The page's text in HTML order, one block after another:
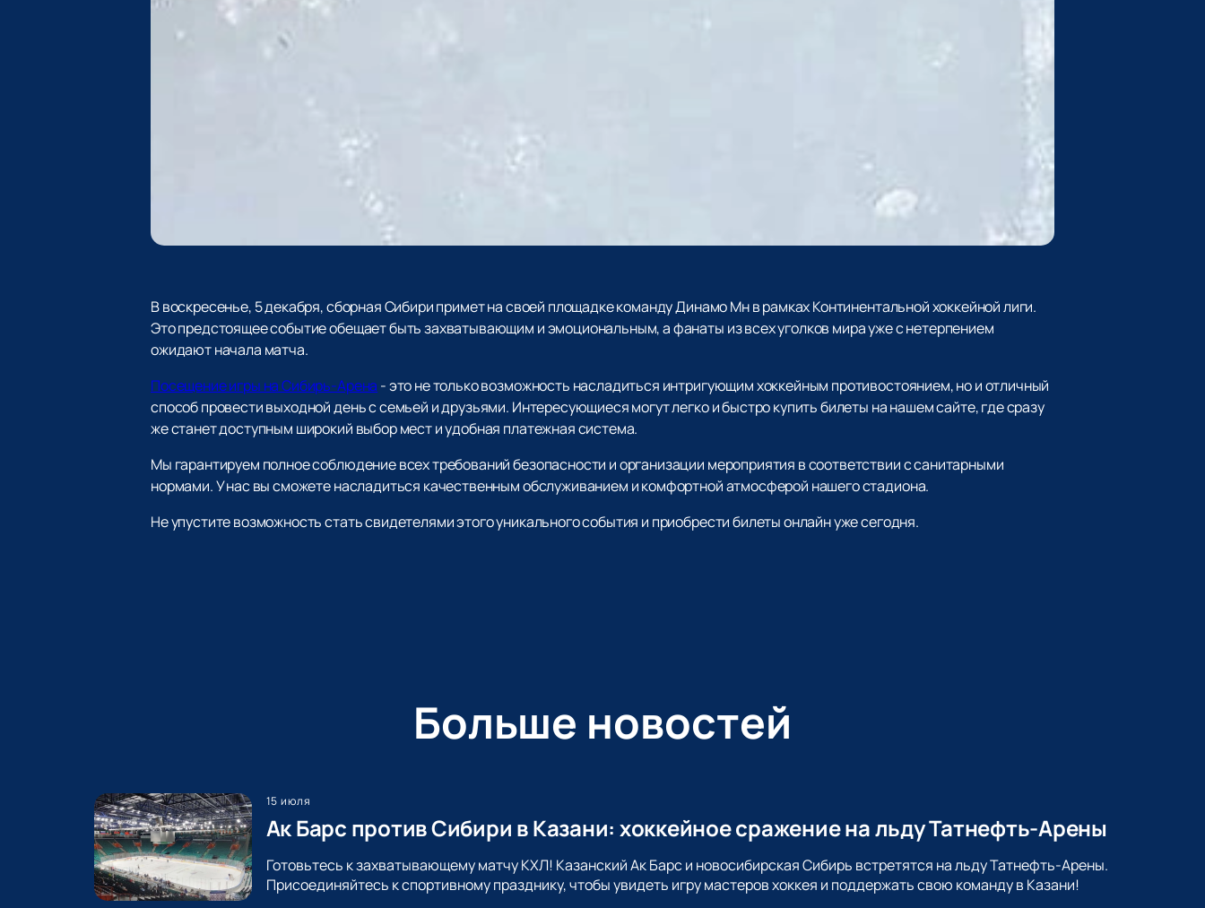
В воскресенье, 5 декабря, сборная Сибири примет на своей площадке команду Динамо Мн в рамках Континентальной хоккейной лиги.
Это предстоящее событие обещает быть захватывающим и эмоциональным, а фанаты из всех уголков мира уже с нетерпением
ожидают начала матча.
Посещение игры на Сибирь-Арена - это не только возможность насладиться интригующим хоккейным противостоянием, но и отличный
способ провести выходной день с семьей и друзьями. Интересующиеся могут легко и быстро купить билеты на нашем сайте, где сразу
же станет доступным широкий выбор мест и удобная платежная система.
Мы гарантируем полное соблюдение всех требований безопасности и организации мероприятия в соответствии с санитарными
нормами. У нас вы сможете насладиться качественным обслуживанием и комфортной атмосферой нашего стадиона.
Не упустите возможность стать свидетелями этого уникального события и приобрести билеты онлайн уже сегодня.
Больше новостей
15 июля
Ак Барс против Сибири в Казани: хоккейное сражение на льду Татнефть-Арены
Готовьтесь к захватывающему матчу КХЛ! Казанский Ак Барс и новосибирская Сибирь встретятся на льду Татнефть-Арены.
Присоединяйтесь к спортивному празднику, чтобы увидеть игру мастеров хоккея и поддержать свою команду в Казани!